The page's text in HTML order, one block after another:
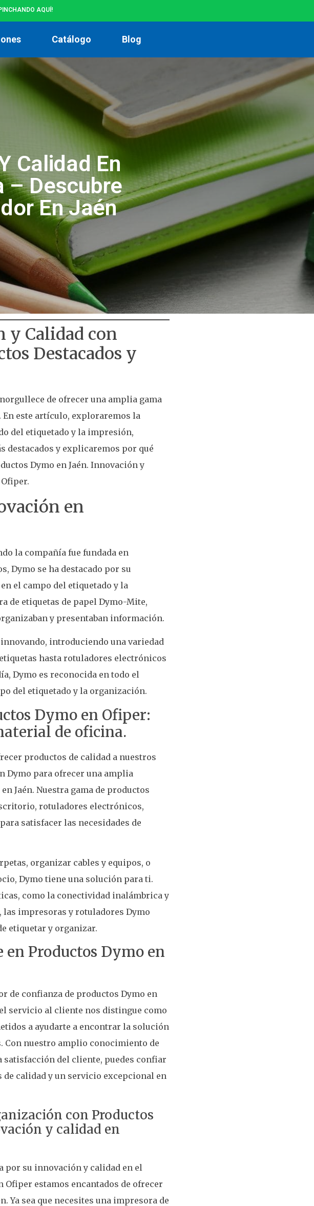
AQUÍ!
Catálogo Blog
Calidad En
– Descubre
En Jaén
y Calidad con
Destacados y
de ofrecer una amplia gama
En este artículo, exploraremos la
del etiquetado y la impresión,
destacados y explicaremos por qué
Dymo en Jaén. Innovación y
en
la compañía fue fundada en
Dymo se ha destacado por su
el campo del etiquetado y la
de etiquetas de papel Dymo-Mite,
y presentaban información.
introduciendo una variedad
hasta rotuladores electrónicos
Dymo es reconocida en todo el
del etiquetado y la organización.
Dymo en Ofiper:
de oficina.
productos de calidad a nuestros
Dymo para ofrecer una amplia
Jaén. Nuestra gama de productos
rotuladores electrónicos,
satisfacer las necesidades de
organizar cables y equipos, o
Dymo tiene una solución para ti.
como la conectividad inalámbrica y
impresoras y rotuladores Dymo
etiquetar y organizar.
Productos Dymo en
de confianza de productos Dymo en
servicio al cliente nos distingue como
a ayudarte a encontrar la solución
Con nuestro amplio conocimiento de
satisfacción del cliente, puedes confiar
calidad y un servicio excepcional en
con Productos
y calidad en
por su innovación y calidad en el
Ofiper estamos encantados de ofrecer
Ya sea que necesites una impresora de